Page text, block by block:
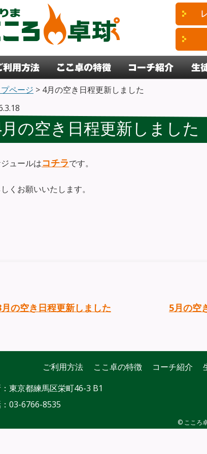
テンツへ移動
プページ > 4月の空き日程更新しました
の空き日程更新しました
ュールはコチラです。
くお願いいたします。
ナビゲーション
の空き日程更新しました 5月の空
ご利用方法 ここ卓の特徴 コーチ紹介
東京都練馬区栄町46-3 B1
03-6766-8535
© こころ